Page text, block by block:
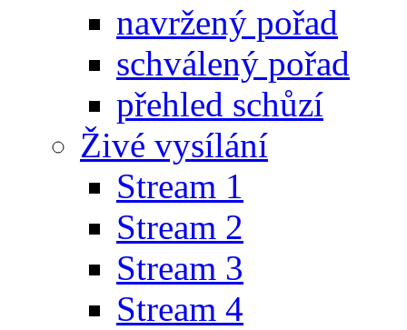
navržený pořad
schválený pořad
přehled schůzí
Živé vysílání
Stream 1
Stream 2
Stream 3
Stream 4